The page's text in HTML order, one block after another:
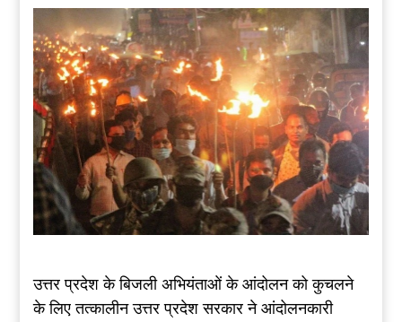
उत्तर प्रदेश के बिजली अभियंताओं के आंदोलन को कुचलने
के लिए तत्कालीन उत्तर प्रदेश सरकार ने आंदोलनकारी